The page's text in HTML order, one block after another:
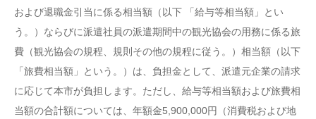
および退職金引当に係る相当額（以下 「給与等相当額」とい
う。）ならびに派遣社員の派遣期間中の観光協会の用務に係る旅
費（観光協会の規程、規則その他の規程に従う。）相当額（以下
「旅費相当額」という。）は、負担金として、派遣元企業の請求
に応じて本市が負担します。ただし、給与等相当額および旅費相
当額の合計額については、年額金5,900,000円（消費税および地